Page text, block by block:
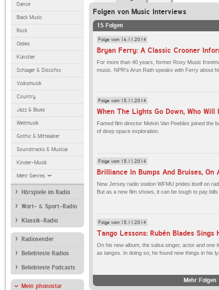
Dance
Black Music
Rock
Oldies
Künstler
Schlager & Discofox
Volksmusik
Country
Jazz & Blues
Weltmusik
Gothic & Mittelalter
Soundtracks & Musical
Kinder-Musik
Mehr Genres
Hörspiele im Radio
Wort- & Sport-Radio
Klassik-Radio
Radiosender
Beliebteste Radios
Beliebteste Podcasts
Mein phonostar
Folgen von Music Interviews
15 Folgen
Folge vom 16.11.2014
For more than 40 years, former Roxy Music
music. NPR's Arun Rath speaks with Ferry about
Folge vom 15.11.2014
Famed film director Melvin Van Peebles joined
of deep space exploration.
Folge vom 15.11.2014
Brilliance In Bumps And Bruises, On
New Jersey radio station WFMU prides itself on
But as a new film shows, it can be tough to pay
Folge vom 15.11.2014
On his new album, the salsa singer, actor and one
as tangos. In doing so, he found new things in his
Mehr